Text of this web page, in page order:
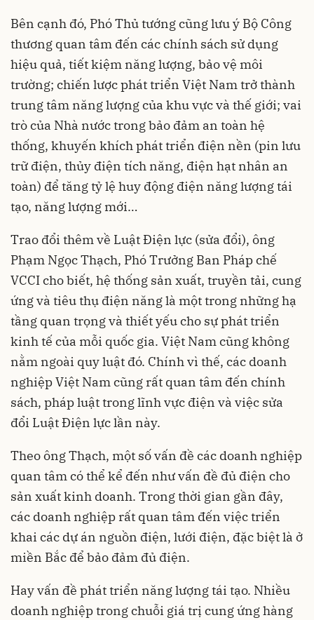
Bên cạnh đó, Phó Thủ tướng cũng lưu ý Bộ Công
thương quan tâm đến các chính sách sử dụng
hiệu quả, tiết kiệm năng lượng, bảo vệ môi
trường; chiến lược phát triển Việt Nam trở thành
trung tâm năng lượng của khu vực và thế giới; vai
trò của Nhà nước trong bảo đảm an toàn hệ
thống, khuyến khích phát triển điện nền (pin lưu
trữ điện, thủy điện tích năng, điện hạt nhân an
toàn) để tăng tỷ lệ huy động điện năng lượng tái
tạo, năng lượng mới…
Trao đổi thêm về Luật Điện lực (sửa đổi), ông
Phạm Ngọc Thạch, Phó Trưởng Ban Pháp chế
VCCI cho biết, hệ thống sản xuất, truyền tải, cung
ứng và tiêu thụ điện năng là một trong những hạ
tầng quan trọng và thiết yếu cho sự phát triển
kinh tế của mỗi quốc gia. Việt Nam cũng không
nằm ngoài quy luật đó. Chính vì thế, các doanh
nghiệp Việt Nam cũng rất quan tâm đến chính
sách, pháp luật trong lĩnh vực điện và việc sửa
đổi Luật Điện lực lần này.
Theo ông Thạch, một số vấn đề các doanh nghiệp
quan tâm có thể kể đến như vấn đề đủ điện cho
sản xuất kinh doanh. Trong thời gian gần đây,
các doanh nghiệp rất quan tâm đến việc triển
khai các dự án nguồn điện, lưới điện, đặc biệt là ở
miền Bắc để bảo đảm đủ điện.
Hay vấn đề phát triển năng lượng tái tạo. Nhiều
doanh nghiệp trong chuỗi giá trị cung ứng hàng